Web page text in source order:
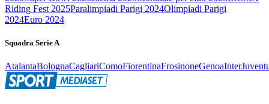
Riding Fest 2025Paralimpiadi Parigi 2024Olimpiadi Parigi
2024Euro 2024
Squadra Serie A
AtalantaBolognaCagliariComoFiorentinaFrosinoneGenoaInter